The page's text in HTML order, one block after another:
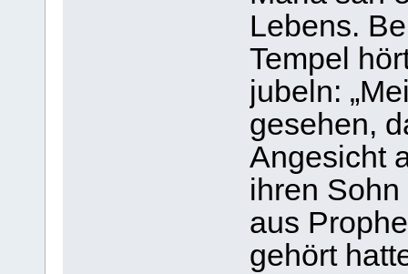
Lebens.
Tem­pel
jubeln:
gese­hen,
Ange­sicht
ihren
aus
gehört